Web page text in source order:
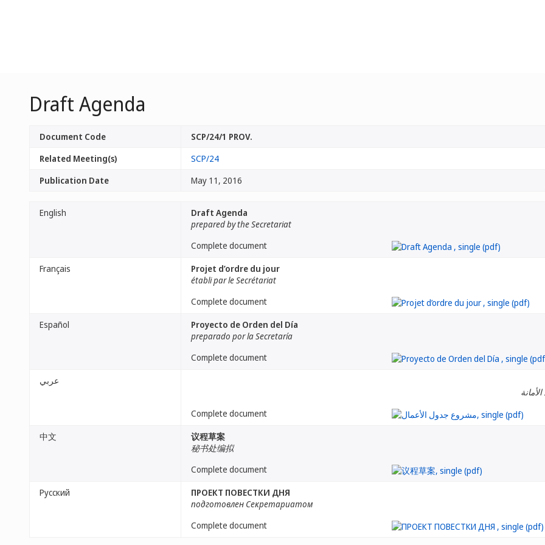
Draft Agenda
Document Code
SCP/24/1 PROV.
Related Meeting(s)
SCP/24
Publication Date
May 11, 2016
English
Draft Agenda
prepared by the Secretariat
Complete document
Français
Projet d’ordre du jour
établi par le Secrétariat
Complete document
Español
Proyecto de Orden del Día
preparado por la Secretaría
Complete document
عربي
Complete document
中文
议程草案
秘书处编拟
Complete document
Русский
ПРОЕКТ ПОВЕСТКИ ДНЯ
подготовлен Секретариатом
Complete document